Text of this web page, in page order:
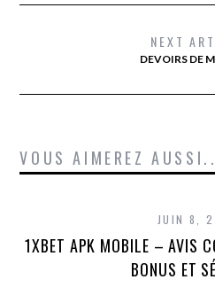
NEXT
DEVOIRS DE
VOUS AIMEREZ
JUIN 8,
1XBET APK MOBILE – AVIS
BONUS ET